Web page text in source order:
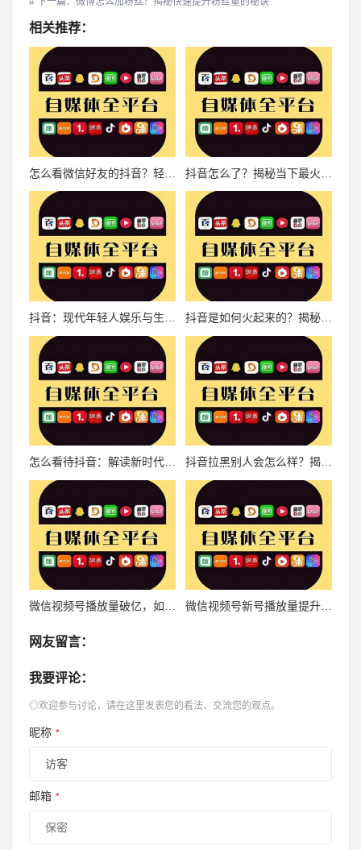
相关推荐：
怎么看微信好友的抖音？轻松了解好友的生活动态！
抖音是如何火起来的？揭秘短视频时代的崛起之路
怎么看待抖音：解读新时代短视频社交平台的魅力与影响 抖音拉黑别人会怎么样？揭秘背后的影响与应对方法
微信视频号播放量破亿，如何成为下一个流量爆款？ 微信视频号新号播放量提升的秘密
网友留言：
我要评论：
◎欢迎参与讨论，请在这里发表您的看法、交流您的观点。
昵称 *
邮箱 *